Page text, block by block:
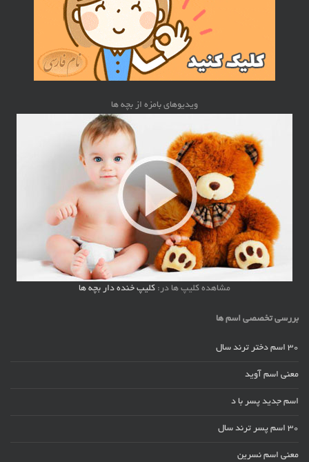
ویدیوهای بامزه از بچه ها
مشاهده کلیپ ها در: کلیپ خنده دار بچه ها
بررسی تخصصی اسم ها
30 اسم دختر ترند سال
معنی اسم آوید
اسم جدید پسر با د
30 اسم پسر ترند سال
معنی اسم نسرین